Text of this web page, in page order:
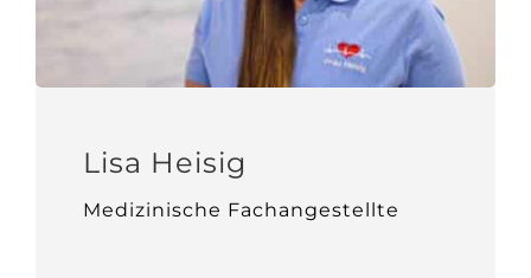
Lisa Heisig
Medizinische Fachangestellte